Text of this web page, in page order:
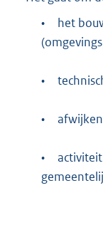
•
het
•
•
•